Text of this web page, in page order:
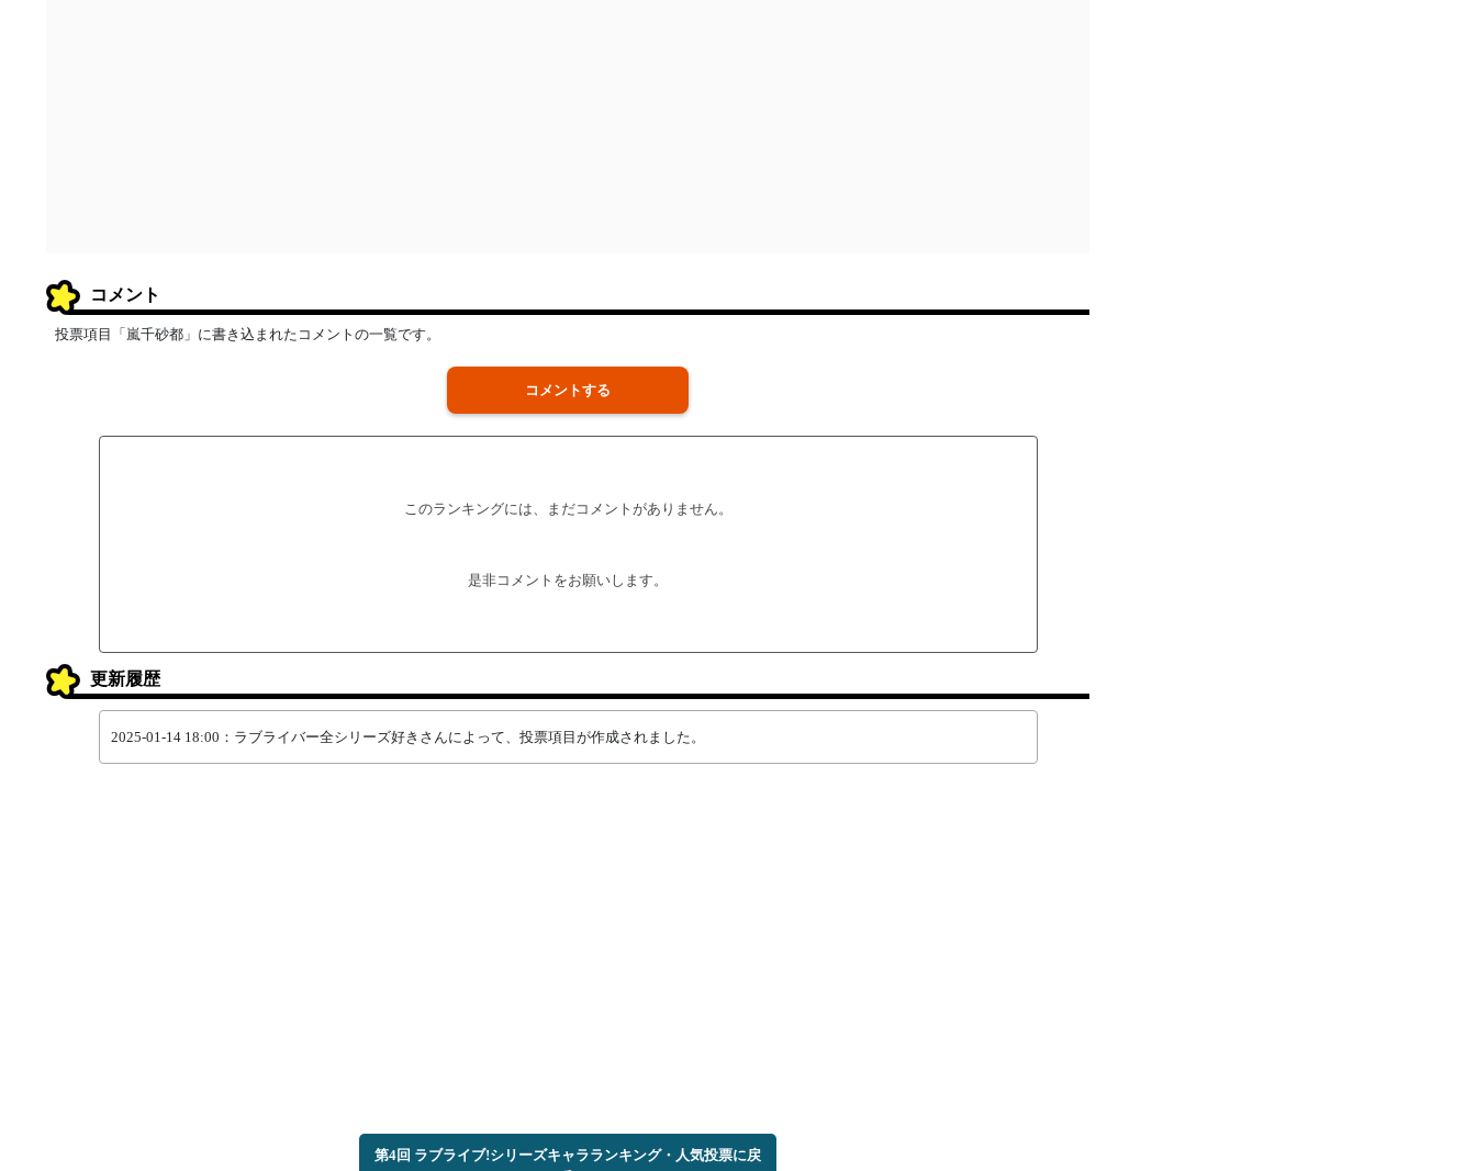
コメント
投票項目「嵐千砂都」に書き込まれたコメントの一覧です。
コメントする
このランキングには、まだコメントがありません。
是非コメントをお願いします。
更新履歴
2025-01-14 18:00：ラブライバー全シリーズ好きさんによって、投票項目が作成されました。
第4回 ラブライブ!シリーズキャラランキング・人気投票に戻